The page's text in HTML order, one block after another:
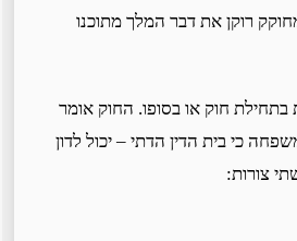
רוקן את דבר המלך מתוכנו
חוק או בסופו. החוק אומר
כי בית הדין הדתי – יכול לדון
צורות: